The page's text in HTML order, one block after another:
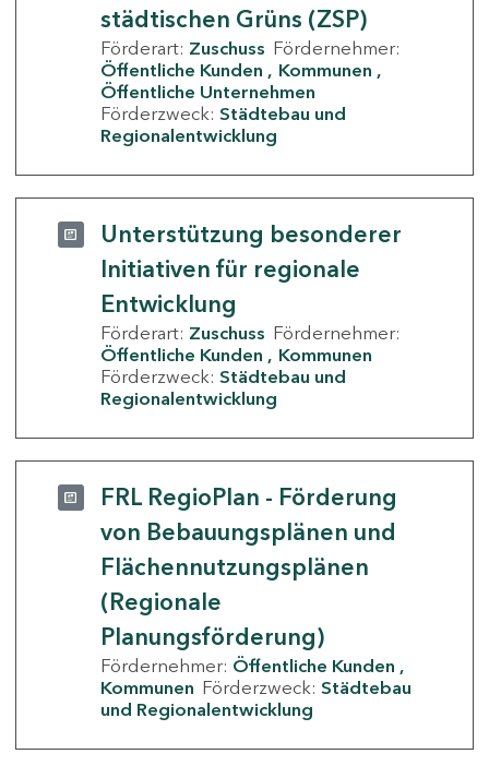
städtischen Grüns (ZSP)
Förderart: Zuschuss Fördernehmer:
Öffentliche Kunden
Kommunen
Öffentliche Unternehmen
Förderzweck: Städtebau und
Regionalentwicklung
Unterstützung besonderer
Initiativen für regionale
Entwicklung
Förderart: Zuschuss Fördernehmer:
Öffentliche Kunden
Kommunen
Förderzweck: Städtebau und
Regionalentwicklung
FRL RegioPlan - Förderung
von Bebauungsplänen und
Flächennutzungsplänen
(Regionale
Planungsförderung)
Fördernehmer: Öffentliche Kunden
Kommunen Förderzweck: Städtebau
und Regionalentwicklung